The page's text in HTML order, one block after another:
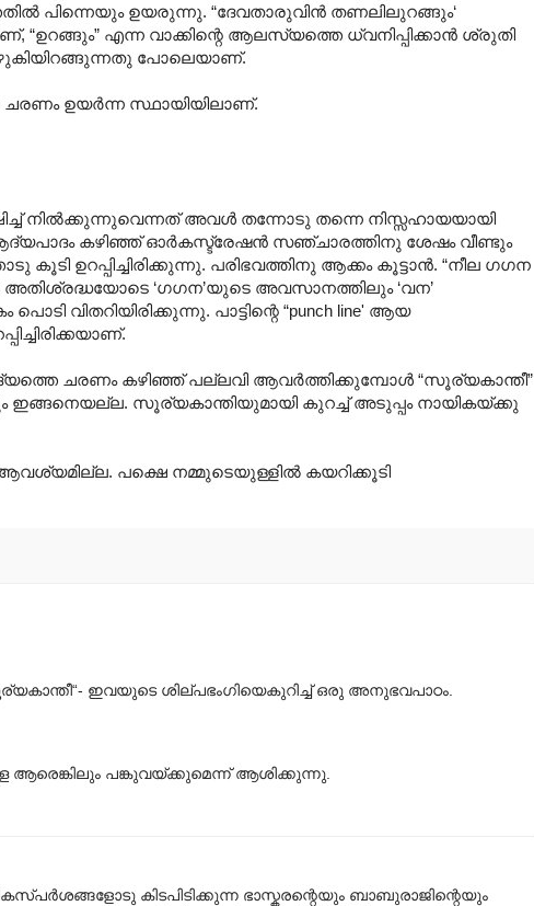
പിന്നെയും ഉയരുന്നു. “ദേവതാരുവിന്‍ തണലിലുറങ്ങും‘
എന്ന വാക്കിന്റെ ആലസ്യത്തെ ധ്വനിപ്പിക്കാന്‍ ശ്രുതി
പോലെയാണ്.
ഉയര്‍ന്ന സ്ഥായിയിലാണ്.
നില്‍ക്കുന്നുവെന്നത് അവള്‍ തന്നോടു തന്നെ നിസ്സഹായയായി
കഴിഞ്ഞ് ഓര്‍കസ്ട്രേഷന്‍ സഞ്ചാരത്തിനു ശേഷം വീണ്ടും
ഉറപ്പിച്ചിരിക്കുന്നു. പരിഭവത്തിനു ആക്കം കൂട്ടാന്‍. “നീല ഗഗന
അതിശ്രദ്ധയോടെ ‘ഗഗന’യുടെ അവസാനത്തിലും ‘വന’
വിതറിയിരിക്കുന്നു. പാട്ടിന്റെ “punch line' ആയ
ചരണം കഴിഞ്ഞ് പല്ലവി ആവര്‍ത്തിക്കുമ്പോള്‍ “സൂര്യകാന്തീ”
ഇങ്ങനെയല്ല. സൂര്യകാന്തിയുമായി കുറച്ച് അടുപ്പം നായികയ്ക്കു
പക്ഷെ നമ്മുടെയുള്ളില്‍‍ കയറിക്കൂടി
ഇവയുടെ ശില്പഭംഗിയെകുറിച്ച് ഒരു അനുഭവപാഠം.
പങ്കുവയ്ക്കുമെന്ന് ആശിക്കുന്നു.
കിടപിടിക്കുന്ന ഭാസ്കരന്റെയും ബാബുരാജിന്റെയും